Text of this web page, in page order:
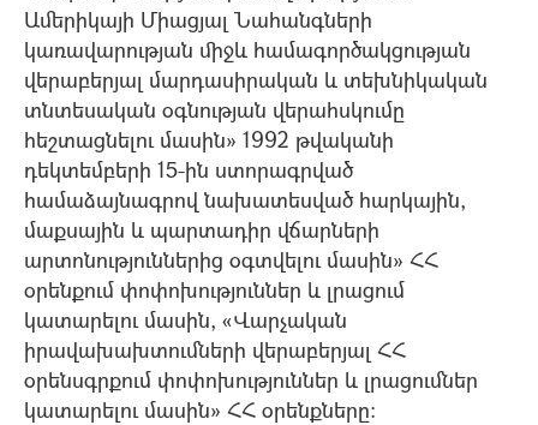
Ամերիկայի Միացյալ Նահանգների
կառավարության միջև համագործակցության
վերաբերյալ մարդասիրական և տեխնիկական
տնտեսական օգնության վերահսկումը
հեշտացնելու մասին» 1992 թվականի
դեկտեմբերի 15-ին ստորագրված
համաձայնագրով նախատեսված հարկային,
մաքսային և պարտադիր վճարների
արտոնություններից օգտվելու մասին» ՀՀ
օրենքում փոփոխություններ և լրացում
կատարելու մասին, «Վարչական
իրավախախտումների վերաբերյալ ՀՀ
օրենսգրքում փոփոխություններ և լրացումներ
կատարելու մասին» ՀՀ օրենքները: